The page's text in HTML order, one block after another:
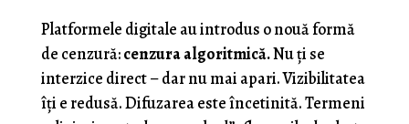
Platformele digitale au introdus o nouă formă
de cenzură:cenzura algoritmică.Nu ți se
interzice direct – dar nu mai apari. Vizibilitatea
îți e redusă. Difuzarea este încetinită. Termeni